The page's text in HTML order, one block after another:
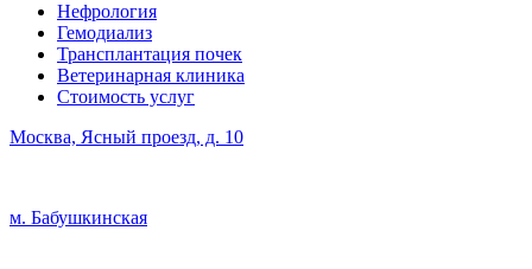
Нефрология
Гемодиализ
Трансплантация почек
Ветеринарная клиника
Стоимость услуг
Москва, Ясный проезд, д. 10
м. Бабушкинская